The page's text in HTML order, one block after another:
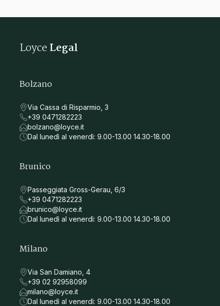
Loyce Legal
Bolzano
Via Cassa di Risparmio, 3
+39 0471282223
bolzano@loyce.it
Dal lunedì al venerdì: 9.00-13.00 14.30-18.00
Brunico
Passeggiata Gross-Gerau, 6/3
+39 0471282223
brunico@loyce.it
Dal lunedì al venerdì: 9.00-13.00 14.30-18.00
Milano
Via San Damiano, 4
+39 02 92958099
milano@loyce.it
Dal lunedì al venerdì: 9.00-13.00 14.30-18.00